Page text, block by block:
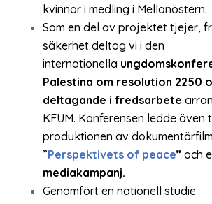
kvinnor i medling i Mellanöstern.
Som en del av projektet tjejer,
säkerhet deltog vi i den
internationella
Palestina om resolution 2250
deltagande i fredsarbete
KFUM. Konferensen ledde även
produktionen av
”Perspektivets of peace”och
mediakampanj.
Genomfört en nationell studie